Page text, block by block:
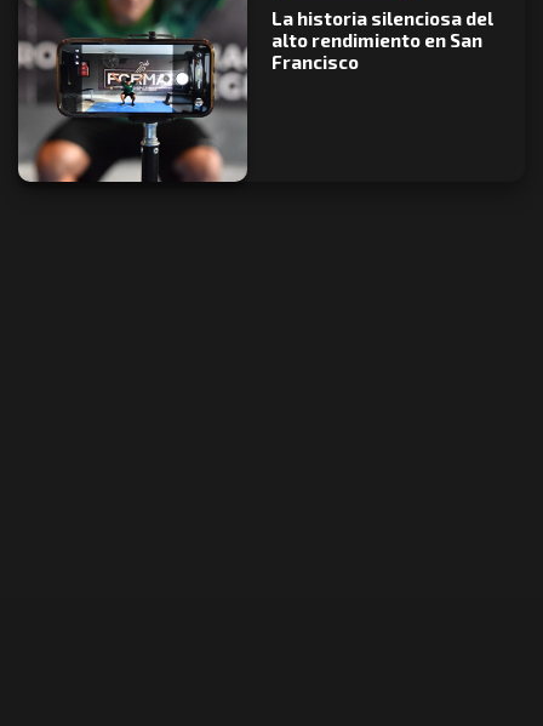
La historia silenciosa del
alto rendimiento en San
Francisco